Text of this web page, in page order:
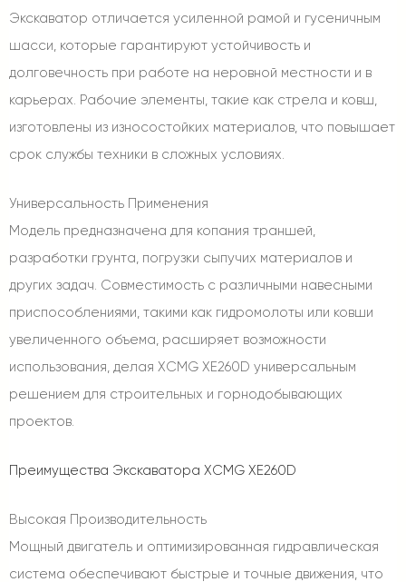
Экскаватор отличается усиленной рамой и гусеничным
шасси, которые гарантируют устойчивость и
долговечность при работе на неровной местности и в
карьерах. Рабочие элементы, такие как стрела и ковш,
изготовлены из износостойких материалов, что повышает
срок службы техники в сложных условиях.
Универсальность Применения
Модель предназначена для копания траншей,
разработки грунта, погрузки сыпучих материалов и
других задач. Совместимость с различными навесными
приспособлениями, такими как гидромолоты или ковши
увеличенного объема, расширяет возможности
использования, делая XCMG XE260D универсальным
решением для строительных и горнодобывающих
проектов.
Преимущества Экскаватора XCMG XE260D
Высокая Производительность
Мощный двигатель и оптимизированная гидравлическая
система обеспечивают быстрые и точные движения, что